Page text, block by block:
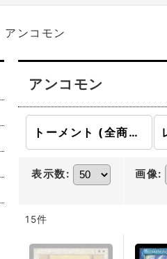
アンコモン
アンコモン
トーメント (全商品)
表示数: 画像:
15件